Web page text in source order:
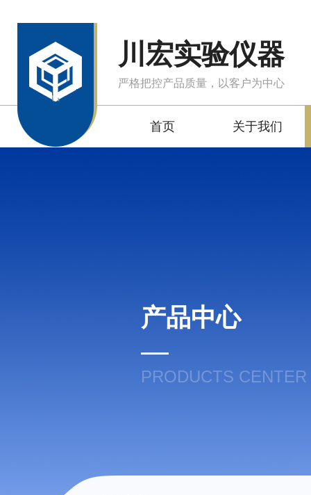
川宏实验仪器
严格把控产品质量，以客户为中心
首页 关于我们
产品中心
PRODUCTS CENTER